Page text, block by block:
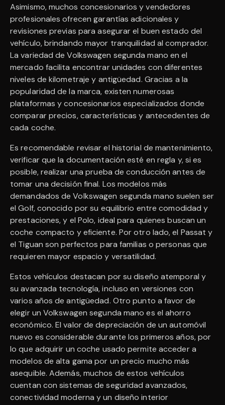
Asimismo, muchos concesionarios y vendedores
profesionales ofrecen garantías adicionales y
revisiones previas para asegurar el buen estado del
vehículo, brindando mayor tranquilidad al comprador.
La variedad de Volkswagen segunda mano en el
mercado facilita encontrar unidades con diferentes
niveles de kilometraje y antigüedad. Gracias a la
popularidad de la marca, existen numerosas
plataformas y concesionarios especializados donde
comparar precios, características y antecedentes de
cada coche.
Es recomendable revisar el historial de mantenimiento,
verificar que la documentación esté en regla y, si es
posible, realizar una prueba de conducción antes de
tomar una decisión final. Los modelos más
demandados de Volkswagen segunda mano suelen ser
el Golf, conocido por su equilibrio entre comodidad y
prestaciones, y el Polo, ideal para quienes buscan un
coche compacto y eficiente. Por otro lado, el Passat y
el Tiguan son perfectos para familias o personas que
requieren mayor espacio y versatilidad.
Estos vehículos destacan por su diseño atemporal y
su avanzada tecnología, incluso en versiones con
varios años de antigüedad. Otro punto a favor de
elegir un Volkswagen segunda mano es el ahorro
económico. El valor de depreciación de un automóvil
nuevo es considerable durante los primeros años, por
lo que adquirir un coche usado permite acceder a
modelos de alta gama por un precio mucho más
asequible. Además, muchos de estos vehículos
cuentan con sistemas de seguridad avanzados,
conectividad moderna y un diseño interior